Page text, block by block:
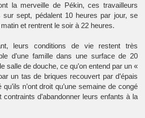
la merveille de Pékin, ces travailleurs
sur sept, pédalent 10 heures par jour, se
et rentrent le soir à 22 heures.
leurs conditions de vie restent très
d’une famille dans une surface de 20
salle de douche, ce qu’on entend par un «
un tas de briques recouvert par d’épais
n’ont droit qu’une semaine de congé
d’abandonner leurs enfants à la